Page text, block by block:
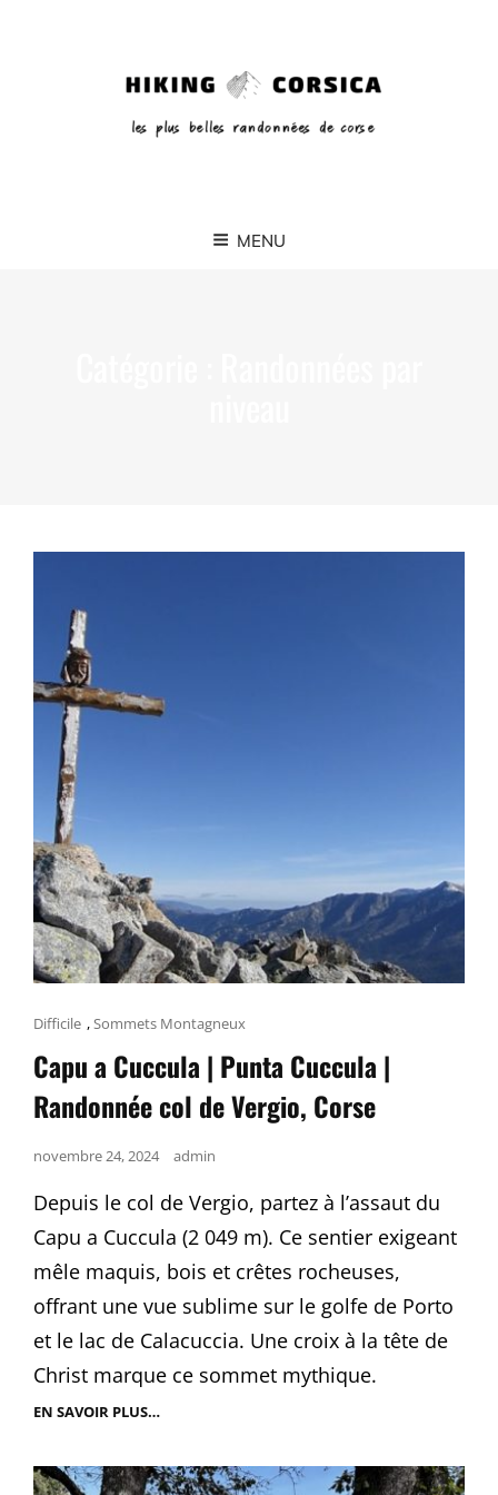
MENU
Cat
Links
Difficile ,Sommets Montagneux
Capu a Cuccula | Punta Cuccula |
Randonnée col de Vergio, Corse
Posted
novembre 24, 2024 admin
Depuis le col de Vergio, partez à l’assaut du
Capu a Cuccula (2 049 m). Ce sentier exigeant
mêle maquis, bois et crêtes rocheuses,
offrant une vue sublime sur le golfe de Porto
et le lac de Calacuccia. Une croix à la tête de
Christ marque ce sommet mythique.
EN SAVOIR PLUS…
|
PUNTA